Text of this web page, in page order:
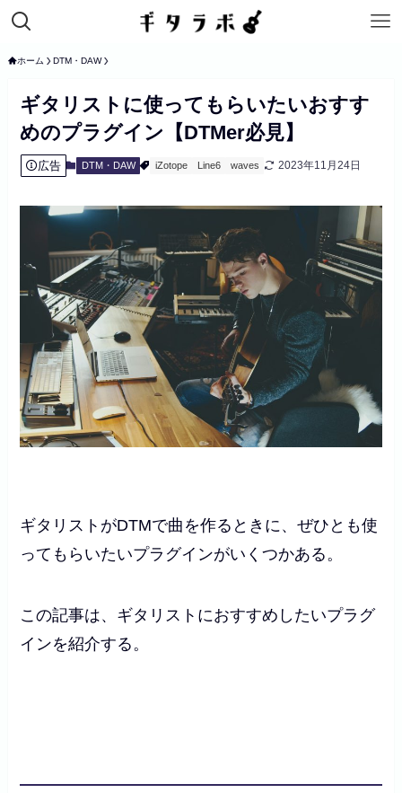
ホーム DTM・DAW
ギタリストに使ってもらいたいおすす
めのプラグイン【DTMer必見】
広告 DTM・DAW iZotope Line6 waves 2023年11月24日
ギタリストがDTMで曲を作るときに、ぜひとも使
ってもらいたいプラグインがいくつかある。
この記事は、ギタリストにおすすめしたいプラグ
インを紹介する。